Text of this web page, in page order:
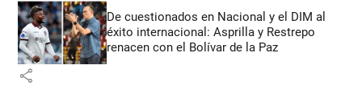
De cuestionados en Nacional y el DIM al
éxito internacional: Asprilla y Restrepo
renacen con el Bolívar de la Paz
share